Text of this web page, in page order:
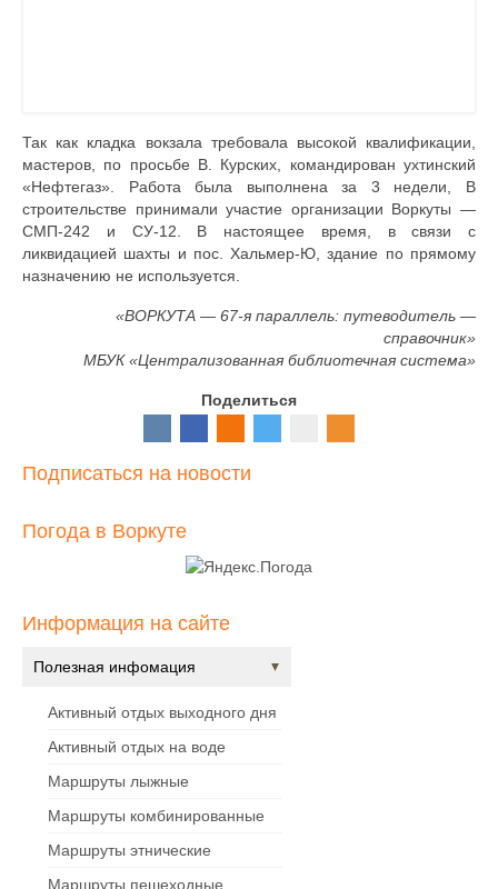
Так как кладка вокзала требовала высокой квалифика­ции,
мастеров, по просьбе В. Курских, командирован ухтинский
«Нефтегаз». Работа была выполнена за 3 недели, В
строительстве прини­мали участие организации Воркуты —
СМП-242 и СУ-12. В настоящее вре­мя, в связи с
ликвидацией шахты и пос. Хальмер-Ю, здание по прямому
назначению не используется.
«ВОРКУТА — 67-я параллель: путеводитель —
справочник»
МБУК «Централизованная библиотечная система»
Поделиться
Подписаться на новости
Погода в Воркуте
Информация на сайте
Полезная инфомация
Активный отдых выходного дня
Активный отдых на воде
Маршруты лыжные
Маршруты комбинированные
Маршруты этнические
Маршруты пешеходные